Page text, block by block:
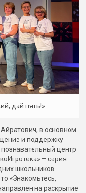
дай пять!»
в основном
и поддержку
центр
– серия
школьников
«Знакомьтесь,
на раскрытие